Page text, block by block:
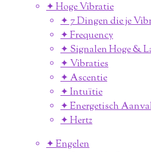
✦ Hoge Vibratie
✦ 7 Dingen die je
✦ Frequency
✦ Signalen Hoge &
✦ Vibraties
✦ Ascentie
✦ Intuïtie
✦ Energetisch
✦ Hertz
✦ Engelen